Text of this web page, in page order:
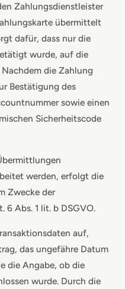
Zahlungsdienstleister
übermittelt
dafür, dass nur die
wurde, auf die
die Zahlung
Bestätigung des
sowie einen
Sicherheitscode
werden, erfolgt die
Zwecke der
6 Abs. 1 lit. b DSGVO.
auf,
das ungefähre Datum
die Angabe, ob die
wurde. Durch die